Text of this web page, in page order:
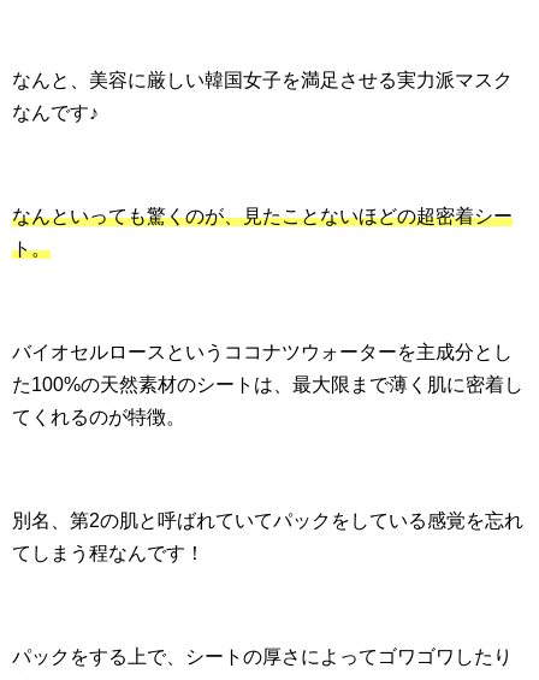
なんと、美容に厳しい韓国女子を満足させる実力派マスク
なんです♪
なんといっても驚くのが、見たことないほどの超密着シー
ト。
バイオセルロースというココナツウォーターを主成分とし
た100%の天然素材のシートは、最大限まで薄く肌に密着し
てくれるのが特徴。
別名、第2の肌と呼ばれていてパックをしている感覚を忘れ
てしまう程なんです！
パックをする上で、シートの厚さによってゴワゴワしたり